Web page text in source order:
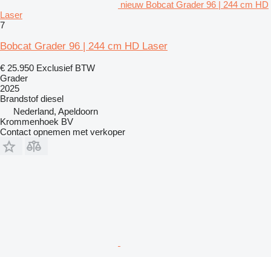
nieuw Bobcat Grader 96 | 244 cm HD
Laser
7
Bobcat Grader 96 | 244 cm HD Laser
€ 25.950 Exclusief BTW
Grader
2025
Brandstof diesel
Nederland, Apeldoorn
Krommenhoek BV
Contact opnemen met verkoper